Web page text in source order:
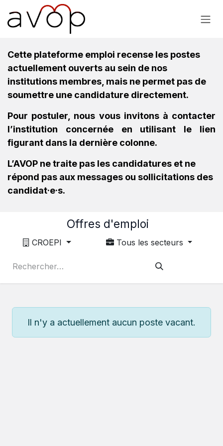
Se rendre au contenu
Cette plateforme emploi recense les postes
actuellement ouverts au sein de nos
institutions membres, mais ne permet pas de
soumettre une candidature directement.
Pour postuler, nous vous invitons à contacter
l’institution concernée en utilisant le lien
figurant dans la dernière colonne.
L’AVOP ne traite pas les candidatures et ne
répond pas aux messages ou sollicitations des
candidat·e·s.
Offres d'emploi
CROEPI Tous les secteurs
Il n'y a actuellement aucun poste vacant.